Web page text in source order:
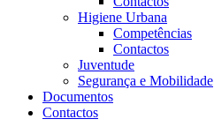
Higiene Urbana
Competências
Contactos
Juventude
Segurança e Mobilidade
Documentos
Contactos